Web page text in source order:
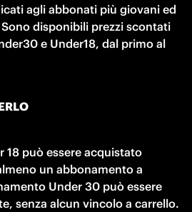
agli abbonati più giovani ed
disponibili prezzi scontati
e Under18, dal primo al
18 può essere acquistato
un abbonamento a
Under 30 può essere
senza alcun vincolo a carrello.